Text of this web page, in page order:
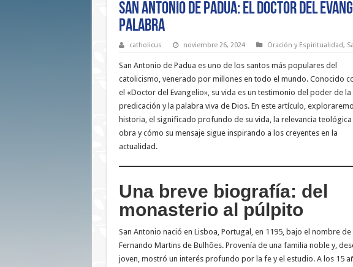
San Antonio de Padua: El Doctor del
Palabra
catholicus noviembre 26, 2024 Oración y Espiritualidad,
San Antonio de Padua es uno de los santos más populares del
catolicismo, venerado por millones en todo el mundo. Conocido
el «Doctor del Evangelio», su vida es un testimonio del poder de la
predicación y la palabra viva de Dios. En este artículo,
historia, el significado profundo de su vida, la relevancia teológica
obra y cómo su mensaje sigue inspirando a los creyentes en la
actualidad.
Una breve biografía: del
monasterio al púlpito
San Antonio nació en Lisboa, Portugal, en 1195, bajo el nombre de
Fernando Martins de Bulhões. Provenía de una familia noble y,
joven, mostró un interés profundo por la fe y el estudio. A los 15